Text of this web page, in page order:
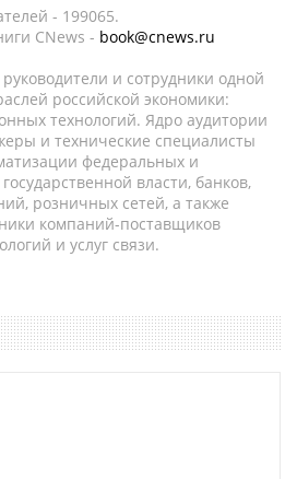
- 199065.
CNews - book@cnews.ru
и сотрудники одной
российской экономики:
технологий. Ядро аудитории
и технические специалисты
федеральных и
власти, банков,
розничных сетей, а также
компаний-поставщиков
и услуг связи.